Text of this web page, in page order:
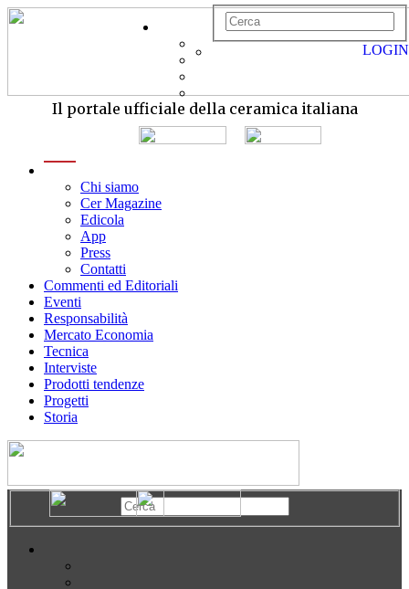
Il portale ufficiale della ceramica italiana
Chi siamo
Cer Magazine
Edicola
App
Press
Contatti
Commenti ed Editoriali
Eventi
Responsabilità
Mercato Economia
Tecnica
Interviste
Prodotti tendenze
Progetti
Storia
LOGIN